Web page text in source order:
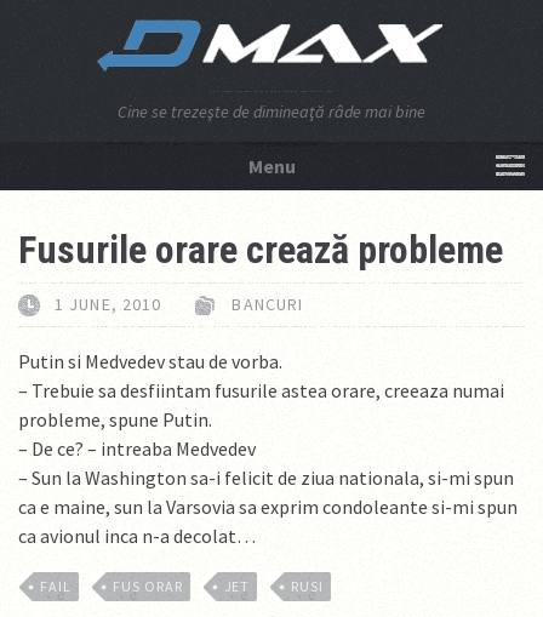
Cine se trezeşte de dimineaţă râde mai bine
Menu
Fusurile orare crează probleme
1 JUNE, 2010 BANCURI
Putin si Medvedev stau de vorba.
– Trebuie sa desfiintam fusurile astea orare, creeaza numai
probleme, spune Putin.
– De ce? – intreaba Medvedev
– Sun la Washington sa-i felicit de ziua nationala, si-mi spun
ca e maine, sun la Varsovia sa exprim condoleante si-mi spun
ca avionul inca n-a decolat…
FAIL FUS ORAR JET RUSI